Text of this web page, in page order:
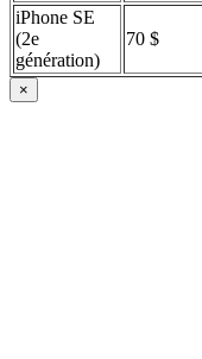
iPhone SE
(2e
génération)
70 $
×